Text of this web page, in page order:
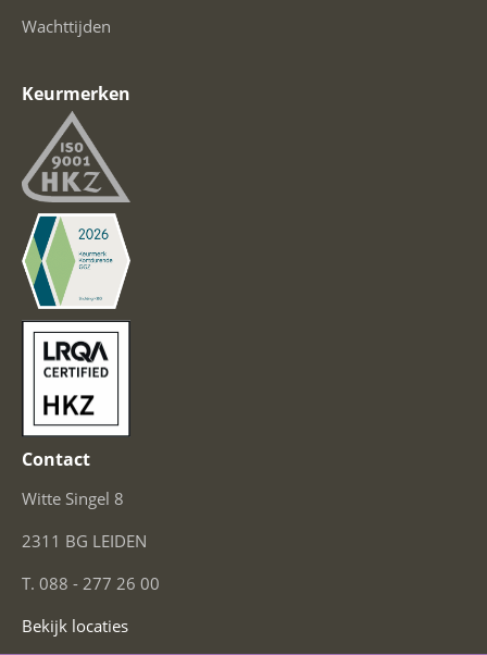
Wachttijden
Keurmerken
Contact
Witte Singel 8
2311 BG LEIDEN
T. 088 - 277 26 00
Bekijk locaties